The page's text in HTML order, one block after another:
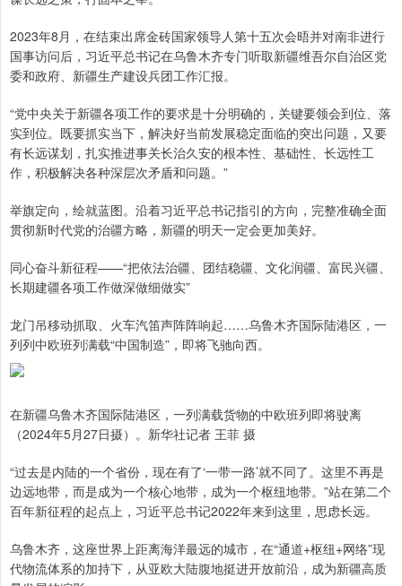
2023年8月，在结束出席金砖国家领导人第十五次会晤并对南非进行
国事访问后，习近平总书记在乌鲁木齐专门听取新疆维吾尔自治区党
委和政府、新疆生产建设兵团工作汇报。
“党中央关于新疆各项工作的要求是十分明确的，关键要领会到位、落
实到位。既要抓实当下，解决好当前发展稳定面临的突出问题，又要
有长远谋划，扎实推进事关长治久安的根本性、基础性、长远性工
作，积极解决各种深层次矛盾和问题。”
举旗定向，绘就蓝图。沿着习近平总书记指引的方向，完整准确全面
贯彻新时代党的治疆方略，新疆的明天一定会更加美好。
同心奋斗新征程——“把依法治疆、团结稳疆、文化润疆、富民兴疆、
长期建疆各项工作做深做细做实”
龙门吊移动抓取、火车汽笛声阵阵响起……乌鲁木齐国际陆港区，一
列列中欧班列满载“中国制造”，即将飞驰向西。
在新疆乌鲁木齐国际陆港区，一列满载货物的中欧班列即将驶离
（2024年5月27日摄）。新华社记者 王菲 摄
“过去是内陆的一个省份，现在有了‘一带一路’就不同了。这里不再是
边远地带，而是成为一个核心地带，成为一个枢纽地带。”站在第二个
百年新征程的起点上，习近平总书记2022年来到这里，思虑长远。
乌鲁木齐，这座世界上距离海洋最远的城市，在“通道+枢纽+网络”现
代物流体系的加持下，从亚欧大陆腹地挺进开放前沿，成为新疆高质